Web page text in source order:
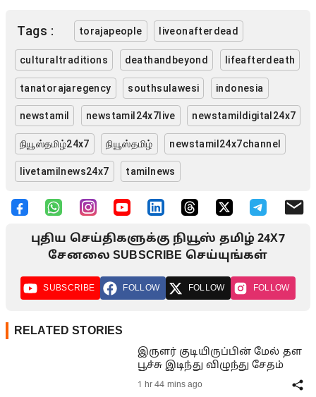
Tags : torajapeople liveonafterdead
culturaltraditions deathandbeyond lifeafterdeath
tanatorajaregency southsulawesi indonesia
newstamil newstamil24x7live newstamildigital24x7
நியூஸ்தமிழ்24x7 நியூஸ்தமிழ் newstamil24x7channel
livetamilnews24x7 tamilnews
புதிய செய்திகளுக்கு நியூஸ் தமிழ் 24X7
சேனலை SUBSCRIBE செய்யுங்கள்
SUBSCRIBE FOLLOW FOLLOW FOLLOW
RELATED STORIES
இருளர் குடியிருப்பின் மேல் தள
பூச்சு இடிந்து விழுந்து சேதம்
1 hr 44 mins ago